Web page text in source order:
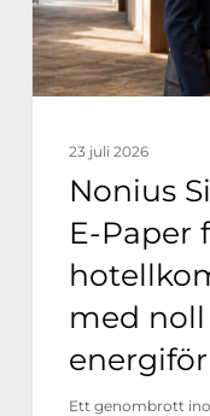
för
hotell:
Hållbar
energiförbrukning
23 juli 2026
Nonius
E-Paper
med noll
Ett genombrott